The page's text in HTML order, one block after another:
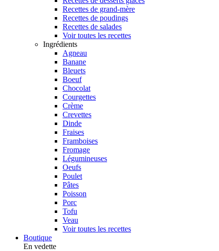
Recettes de grand-mère
Recettes de poudings
Recettes de salades
Voir toutes les recettes
Ingrédients
Agneau
Banane
Bleuets
Boeuf
Chocolat
Courgettes
Crème
Crevettes
Dinde
Fraises
Framboises
Fromage
Légumineuses
Oeufs
Poulet
Pâtes
Poisson
Porc
Tofu
Veau
Voir toutes les recettes
Boutique
En vedette